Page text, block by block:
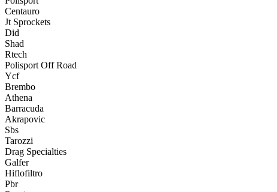
Centauro
Jt Sprockets
Did
Shad
Rtech
Polisport Off Road
Ycf
Brembo
Athena
Barracuda
Akrapovic
Sbs
Tarozzi
Drag Specialties
Galfer
Hiflofiltro
Pbr